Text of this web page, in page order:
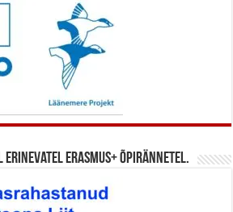
erinevatel Erasmus+ õpirännetel.